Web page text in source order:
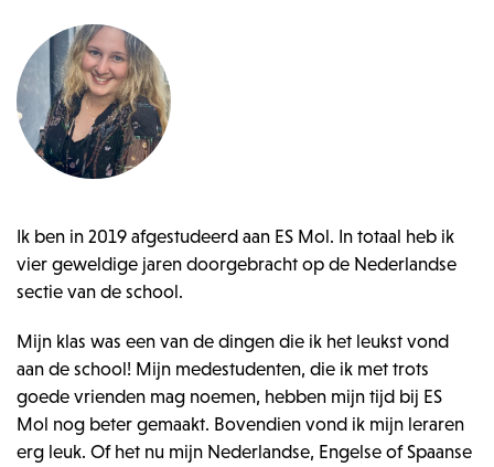
Ik ben in 2019 afgestudeerd aan ES Mol. In totaal heb ik
vier geweldige jaren doorgebracht op de Nederlandse
sectie van de school.
Mijn klas was een van de dingen die ik het leukst vond
aan de school! Mijn medestudenten, die ik met trots
goede vrienden mag noemen, hebben mijn tijd bij ES
Mol nog beter gemaakt. Bovendien vond ik mijn leraren
erg leuk. Of het nu mijn Nederlandse, Engelse of Spaanse